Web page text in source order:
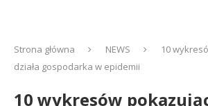
Strona główna NEWS
10
działa gospodarka w epidemii
10 wykresów